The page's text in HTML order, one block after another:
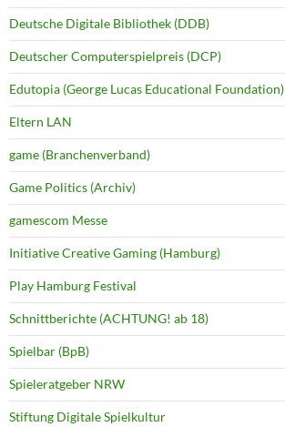
Deutsche Digitale Bibliothek (DDB)
Deutscher Computerspielpreis (DCP)
Edutopia (George Lucas Educational Foundation)
Eltern LAN
game (Branchenverband)
Game Politics (Archiv)
gamescom Messe
Initiative Creative Gaming (Hamburg)
Play Hamburg Festival
Schnittberichte (ACHTUNG! ab 18)
Spielbar (BpB)
Spieleratgeber NRW
Stiftung Digitale Spielkultur